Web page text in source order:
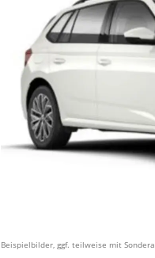
Beispielbilder, ggf. teilweise mit